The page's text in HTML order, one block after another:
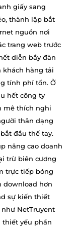
giấy sang
thành lập bắt
nguồn nơi
trang web trước
diễn bầy đàn
khách hàng tải
tính phí tổn. Ở
hết công ty
mê thích nghi
thân dạng
đầu thế tay.
nâng cao doanh
trừ biên cương
trực tiếp bóng
download hơn
sự kiến thiết
NetTruyent
thiết yếu phần